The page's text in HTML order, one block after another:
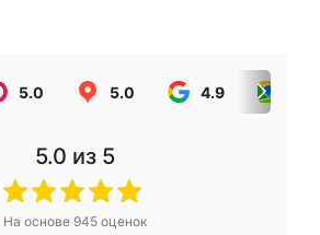
5.0 5.0 4.9
5.0 из 5
На основе 945оценок